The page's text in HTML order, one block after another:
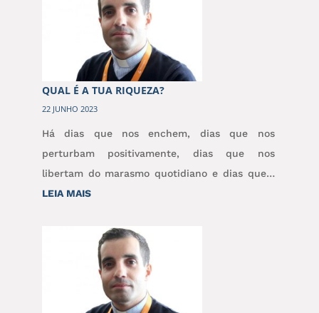
QUAL É A TUA RIQUEZA?
22 JUNHO 2023
Há dias que nos enchem, dias que nos
perturbam positivamente, dias que nos
libertam do marasmo quotidiano e dias que…
LEIA MAIS:
TUA
RIQUEZA?